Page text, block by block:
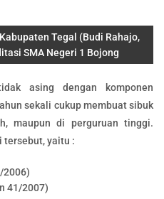
Tegal (Budi Rahajo,
SMA Negeri 1 Bojong
asing dengan komponen
sekali cukup membuat sibuk
maupun di perguruan tinggi.
tersebut, yaitu :
2006)
41/2007)